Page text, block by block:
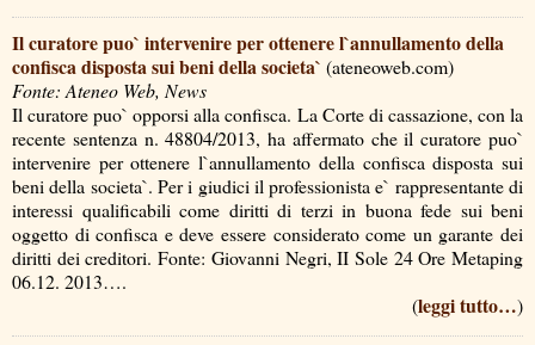
Il curatore puo` intervenire per ottenere l`annullamento della
confisca disposta sui beni della societa` (ateneoweb.com)
Fonte: Ateneo Web, News
Il curatore puo` opporsi alla confisca. La Corte di cassazione, con la
recente sentenza n. 48804/2013, ha affermato che il curatore puo`
intervenire per ottenere l`annullamento della confisca disposta sui
beni della societa`. Per i giudici il professionista e` rappresentante di
interessi qualificabili come diritti di terzi in buona fede sui beni
oggetto di confisca e deve essere considerato come un garante dei
diritti dei creditori. Fonte: Giovanni Negri, II Sole 24 Ore Metaping
06.12. 2013….
(leggi tutto…)